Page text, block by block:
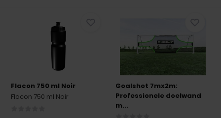
Flacon 750 ml Noir
Flacon 750 ml Noir
Goalshot 7mx2m:
Professionele doelwand
m...